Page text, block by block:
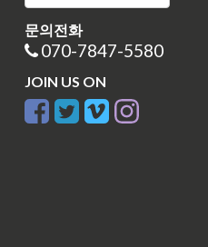
문의전화
070-7847-5580
JOIN US ON